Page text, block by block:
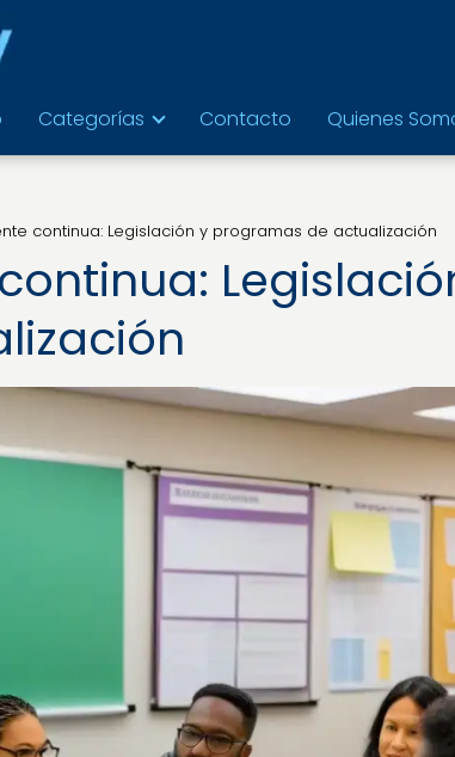
Categorías Contacto Quienes
continua: Legislación y programas de actualización